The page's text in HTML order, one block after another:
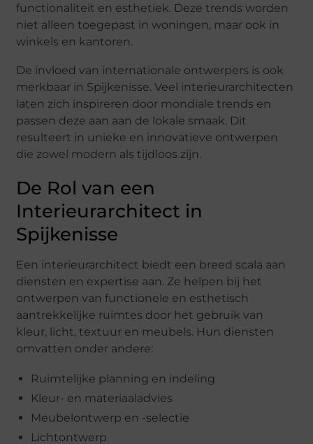
functionaliteit en esthetiek. Deze trends worden
niet alleen toegepast in woningen, maar ook in
winkels en kantoren.
De invloed van internationale ontwerpers is ook
merkbaar in Spijkenisse. Veel interieurarchitecten
laten zich inspireren door mondiale trends en
passen deze aan aan de lokale smaak. Dit
resulteert in unieke en innovatieve ontwerpen
die zowel modern als tijdloos zijn.
De Rol van een
Interieurarchitect in
Spijkenisse
Een interieurarchitect biedt een breed scala aan
diensten en expertise aan. Ze helpen bij het
ontwerpen van functionele en esthetisch
aantrekkelijke ruimtes door het gebruik van
kleur, licht, textuur en meubels. Hun diensten
omvatten onder andere:
Ruimtelijke planning en indeling
Kleur- en materiaaladvies
Meubelontwerp en -selectie
Lichtontwerp